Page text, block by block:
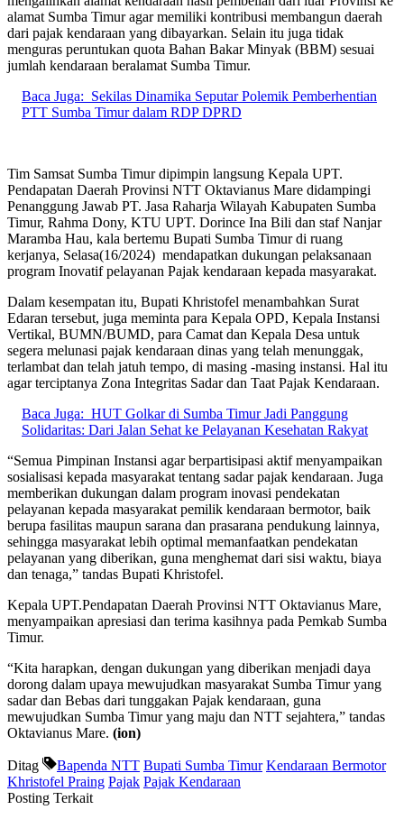
alamat Sumba Timur agar memiliki kontribusi membangun daerah
dari pajak kendaraan yang dibayarkan. Selain itu juga tidak
menguras peruntukan quota Bahan Bakar Minyak (BBM) sesuai
jumlah kendaraan beralamat Sumba Timur.
Baca Juga: Sekilas Dinamika Seputar Polemik Pemberhentian
PTT Sumba Timur dalam RDP DPRD
Tim Samsat Sumba Timur dipimpin langsung Kepala UPT.
Pendapatan Daerah Provinsi NTT Oktavianus Mare didampingi
Penanggung Jawab PT. Jasa Raharja Wilayah Kabupaten Sumba
Timur, Rahma Dony, KTU UPT. Dorince Ina Bili dan staf Nanjar
Maramba Hau, kala bertemu Bupati Sumba Timur di ruang
kerjanya, Selasa(16/2024) mendapatkan dukungan pelaksanaan
program Inovatif pelayanan Pajak kendaraan kepada masyarakat.
Dalam kesempatan itu, Bupati Khristofel menambahkan Surat
Edaran tersebut, juga meminta para Kepala OPD, Kepala Instansi
Vertikal, BUMN/BUMD, para Camat dan Kepala Desa untuk
segera melunasi pajak kendaraan dinas yang telah menunggak,
terlambat dan telah jatuh tempo, di masing -masing instansi. Hal itu
agar terciptanya Zona Integritas Sadar dan Taat Pajak Kendaraan.
Baca Juga: HUT Golkar di Sumba Timur Jadi Panggung
Solidaritas: Dari Jalan Sehat ke Pelayanan Kesehatan Rakyat
“Semua Pimpinan Instansi agar berpartisipasi aktif menyampaikan
sosialisasi kepada masyarakat tentang sadar pajak kendaraan. Juga
memberikan dukungan dalam program inovasi pendekatan
pelayanan kepada masyarakat pemilik kendaraan bermotor, baik
berupa fasilitas maupun sarana dan prasarana pendukung lainnya,
sehingga masyarakat lebih optimal memanfaatkan pendekatan
pelayanan yang diberikan, guna menghemat dari sisi waktu, biaya
dan tenaga,” tandas Bupati Khristofel.
Kepala UPT.Pendapatan Daerah Provinsi NTT Oktavianus Mare,
menyampaikan apresiasi dan terima kasihnya pada Pemkab Sumba
Timur.
“Kita harapkan, dengan dukungan yang diberikan menjadi daya
dorong dalam upaya mewujudkan masyarakat Sumba Timur yang
sadar dan Bebas dari tunggakan Pajak kendaraan, guna
mewujudkan Sumba Timur yang maju dan NTT sejahtera,” tandas
Oktavianus Mare. (ion)
Ditag Bapenda NTT Bupati Sumba Timur Kendaraan Bermotor
Khristofel Praing Pajak Pajak Kendaraan
Posting Terkait